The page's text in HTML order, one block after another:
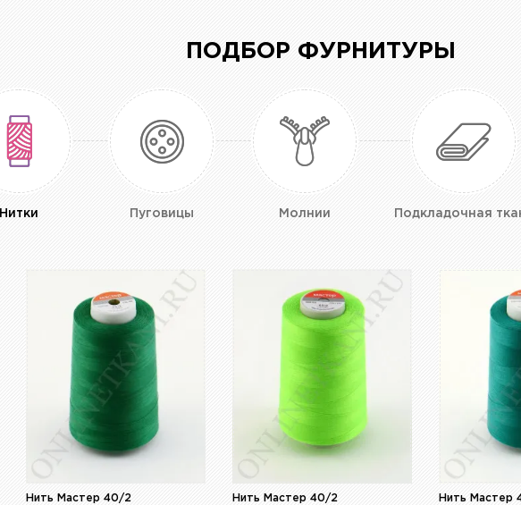
ПОДБОР ФУРНИТУРЫ
Нитки Пуговицы Молнии Подкладочная
Нить Мастер 40/2 Нить Мастер 40/2 Нить Мастер